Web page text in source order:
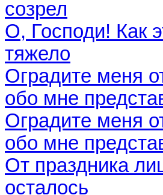
созрел
О, Господи! Как
тяжело
Оградите меня
обо мне
Оградите меня
обо мне
От праздника
осталось